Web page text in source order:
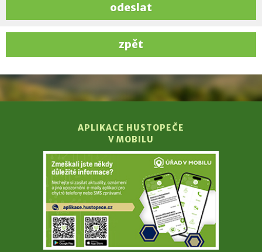
odeslat
zpět
APLIKACE HUSTOPEČE
V MOBILU